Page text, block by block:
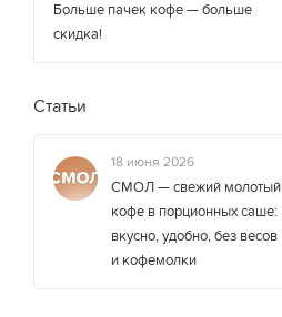
Больше пачек кофе — больше
скидка!
Статьи
18 июня 2026
СМОЛ — свежий молотый
кофе в порционных саше:
вкусно, удобно, без весов
и кофемолки